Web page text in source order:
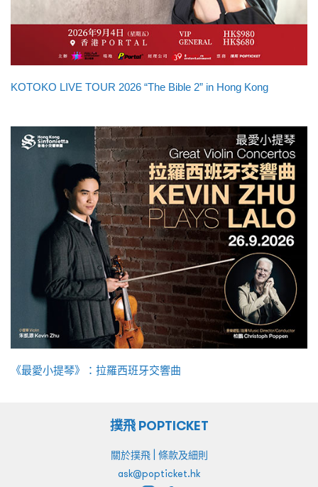
KOTOKO LIVE TOUR 2026 “The Bible 2” in Hong Kong
《最愛小提琴》：拉羅西班牙交響曲
撲飛 POPTICKET
關於撲飛| 條款及細則
ask@popticket.hk